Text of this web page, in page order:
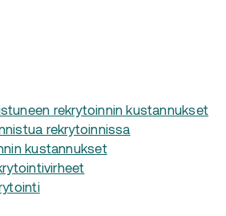
rekrytoinnin kustannukset
rekrytoinnissa
kustannukset